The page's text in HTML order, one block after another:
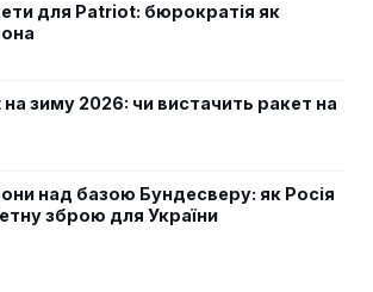
для Patriot: бюрократія як
зиму 2026: чи вистачить ракет на
над базою Бундесверу: як Росія
зброю для України